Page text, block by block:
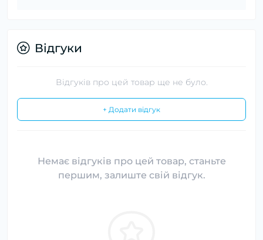
Відгуки
Відгуків про цей товар ще не було.
+ Додати відгук
Немає відгуків про цей товар, станьте
першим, залиште свій відгук.